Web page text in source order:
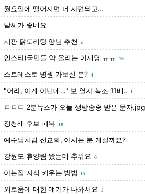
월요일에 떨어지면 더 사면되고...
날씨가 좋네요
시판 닭도리탕 양념 추천 2
인스타)국민들 약 올리는 이재명 ㅠㅠ 16
스트레스로 병원 가보신 분? 4
"어라, 이게 아닌데…" 보 열자 녹조 11배.. 1
ㄷㄷㄷ 2분뉴스가 오늘 생방송중 받은 문자.jpg
정청래 후보 페북 10
예수님처럼 선교회, 아시는 분 계실까요?
강원도 휴양림 왔는데 추워요 6
아는집 자식 키우는 방법 15
외로움에 대한 얘기가 나와서요 1